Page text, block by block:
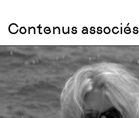
Contenus associés